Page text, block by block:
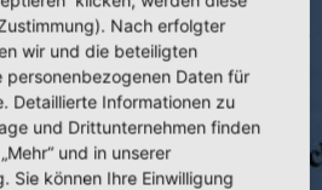
Gelenkersatz
Nach erfolgter
wir und die beteiligten
personenbezogenen Daten für
Detaillierte Informationen zu
und Drittunternehmen finden
und in unserer
Sie können Ihre Einwilligung